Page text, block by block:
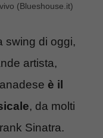
(Blueshouse.it)
swing di oggi,
artista,
è il
, da molti
Sinatra.